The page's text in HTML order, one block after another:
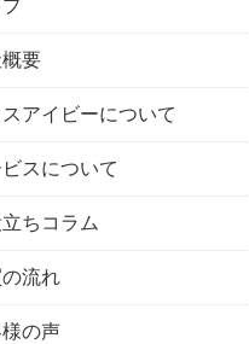
プ
要
アイビーについて
スについて
ちコラム
流れ
の声